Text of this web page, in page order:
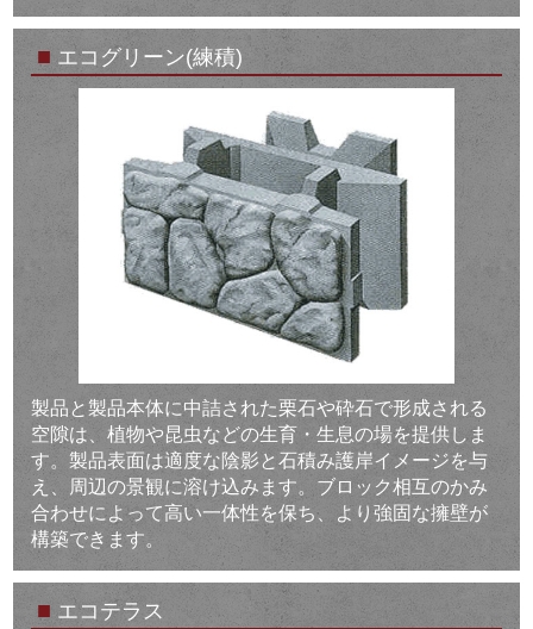
■ エコグリーン(練積)
製品と製品本体に中詰された栗石や砕石で形成される
空隙は、植物や昆虫などの生育・生息の場を提供しま
す。製品表面は適度な陰影と石積み護岸イメージを与
え、周辺の景観に溶け込みます。ブロック相互のかみ
合わせによって高い一体性を保ち、より強固な擁壁が
構築できます。
■ エコテラス